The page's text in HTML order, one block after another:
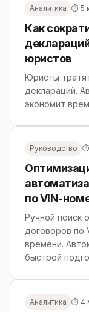
Аналитика ⏱ 5
Как
юристов
Юристы
деклараций.
экономит
Руководство ⏱
по VIN-
Ручной поиск
договоров по
времени.
быстрой
Аналитика ⏱ 4